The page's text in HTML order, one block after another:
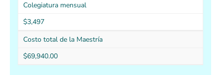
Colegiatura mensual
$3,497
Costo total de la Maestría
$69,940.00